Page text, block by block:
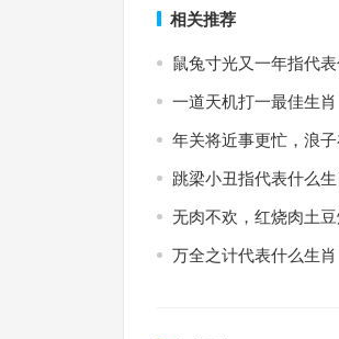
相关推荐
鼠兔寸光又一年指代
一道天机打一最佳生
年关将近事更忙，浪
跳梁小丑指代表什么
无肉不欢，红烧肉土
万全之计代表什么生